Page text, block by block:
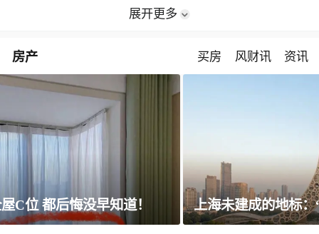
展开更多
房产 买房 风财讯 资讯
上海未建成的地标：“人”字大楼